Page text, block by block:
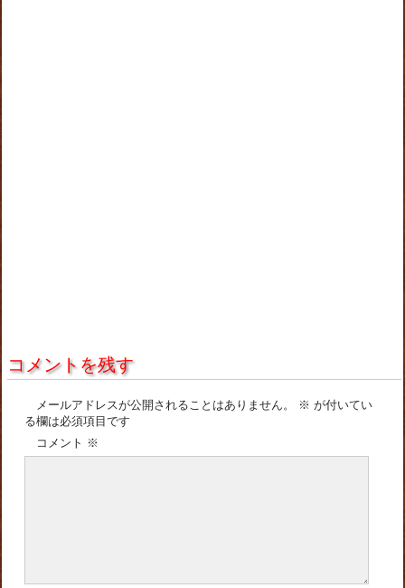
コメントを残す
メールアドレスが公開されることはありません。 ※ が付いてい
る欄は必須項目です
コメント ※